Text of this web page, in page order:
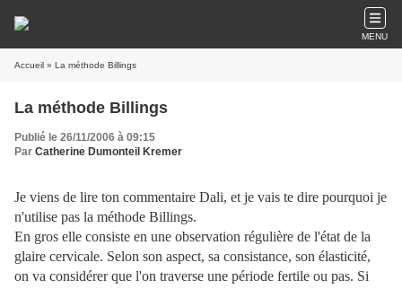
MENU
Accueil » La méthode Billings
La méthode Billings
Publié le 26/11/2006 à 09:15
Par Catherine Dumonteil Kremer
Je viens de lire ton commentaire Dali, et je vais te dire pourquoi je
n'utilise pas la méthode Billings.
En gros elle consiste en une observation régulière de l'état de la
glaire cervicale. Selon son aspect, sa consistance, son élasticité,
on va considérer que l'on traverse une période fertile ou pas. Si